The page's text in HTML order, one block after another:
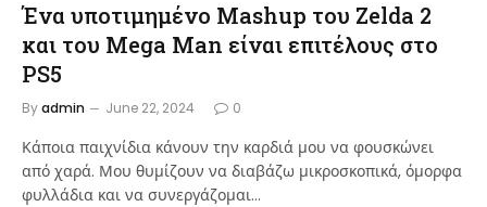
Ένα υποτιμημένο Mashup του Zelda 2
και του Mega Man είναι επιτέλους στο
PS5
Byadmin June 22, 2024 0
Κάποια παιχνίδια κάνουν την καρδιά μου να φουσκώνει
από χαρά. Μου θυμίζουν να διαβάζω μικροσκοπικά, όμορφα
φυλλάδια και να συνεργάζομαι…